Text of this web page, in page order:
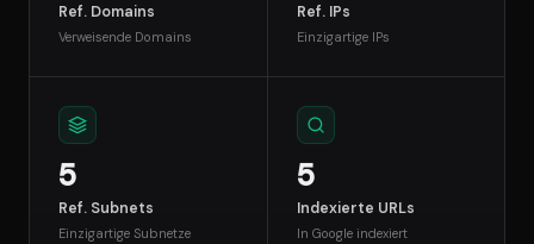
Ref. Domains
Verweisende Domains
Ref. IPs
Einzigartige IPs
5
Ref. Subnets
Einzigartige Subnetze
5
Indexierte URLs
In Google indexiert